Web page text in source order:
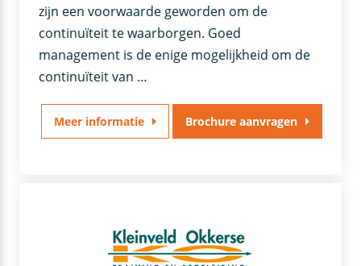
zijn een voorwaarde geworden om de
continuïteit te waarborgen. Goed
management is de enige mogelijkheid om de
continuïteit van …
Meer informatie Brochure aanvragen